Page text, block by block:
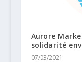
Aurore
solidarité
07/03/2021